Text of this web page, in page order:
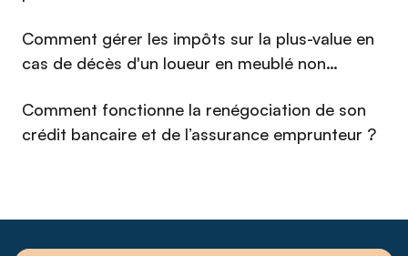
passionné de courses de voitures anciennes, Christophe
une obligation administrative en avantage concret pour
l'investisseur.
Comment gérer les impôts sur la plus-value en
cas de décès d'un loueur en meublé non
Comment fonctionne la renégociation de son
crédit bancaire et de l’assurance emprunteur ?